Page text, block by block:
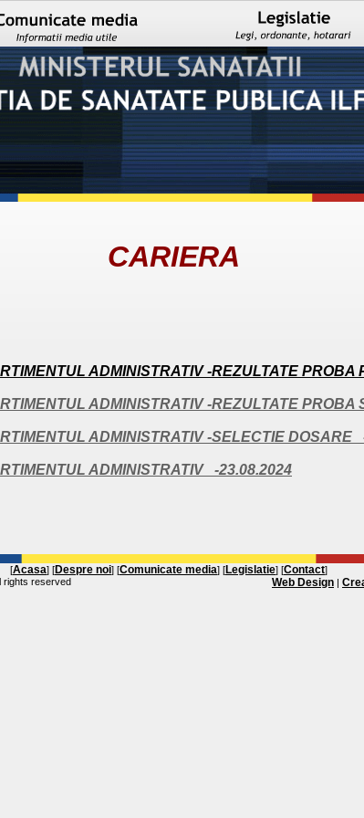
CARIERA
ADMINISTRATIV -REZULTATE
ADMINISTRATIV -REZULTATE
ADMINISTRATIV -SELECTIE DOSARE
ADMINISTRATIV -23.08.2024
[Acasa] [Despre noi] [Comunicate media] [Legislatie] [Contact]
rights reserved
Web Design |